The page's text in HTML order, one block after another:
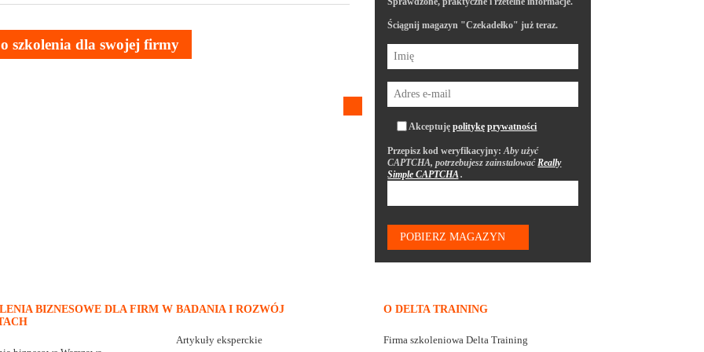
szkolenia dla swojej firmy
Ściągnij magazyn "Czekadełko" już teraz.
Akceptujępolitykę prywatności
Przepisz kod weryfikacyjny:Aby użyć
CAPTCHA, potrzebujesz zainstalowaćReally
Simple CAPTCHA.
BIZNESOWE DLA FIRM W BADANIA I ROZWÓJ
Artykuły eksperckie
O DELTA TRAINING
Firma szkoleniowa Delta Training